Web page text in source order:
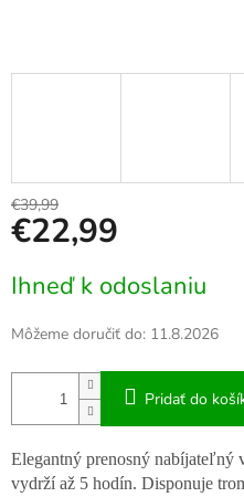
€39,99
€22,99
cena:
Ihneď k odoslaniu
Môžeme doručiť do: 11.8.2026
Pridať do
Elegantný prenosný nabíjateľný
vydrží až 5 hodín. Disponuje